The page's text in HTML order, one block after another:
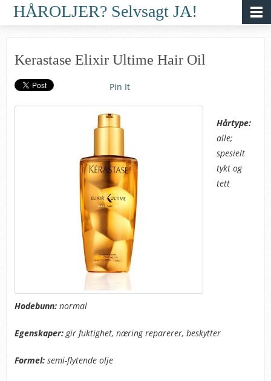
HÅROLJER? Selvsagt JA!
Kerastase Elixir Ultime Hair Oil
Pin It
Hårtype:
alle;
spesielt
tykt og
tett
Hodebunn:normal
Egenskaper:gir fuktighet, næring reparerer, beskytter
Formel:semi-flytende olje